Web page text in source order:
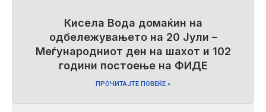
Кисела Вода домаќин на
одбележувањето на 20 Јули –
Меѓународниот ден на шахот и 102
години постоење на ФИДЕ
ПРОЧИТАЈТЕ ПОВЕЌЕ »